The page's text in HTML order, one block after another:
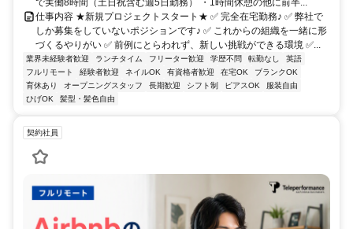
で実働8時間（土日祝含む週5日勤務） ・1時間休憩の他に前半...
仕事内容 ★新規プロジェクトスタート★ ✅ 完全在宅勤務♪ ✅ 弊社で
しか募集をしていないポジションです♪ ✅ これからの組織を一緒に形
づくるやりがい ✅ 前例にとらわれず、新しい挑戦ができる環境 ✅...
業界未経験者歓迎 ランチタイム フリーター歓迎 学歴不問 転勤なし
英語
フルリモート
経験者歓迎 ネイルOK 有資格者歓迎 在宅OK
ブランクOK
育休あり
オープニングスタッフ 長期歓迎 シフト制 ピアスOK
服装自由
ひげOK
髪型・髪色自由
契約社員